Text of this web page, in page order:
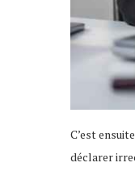
C’est
déclarer